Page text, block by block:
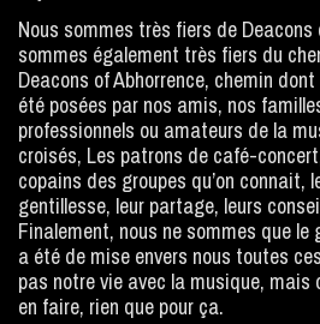
Nous sommes très fiers de Deacons
sommes également très fiers du
Deacons of Abhorrence, chemin
été posées par nos amis, nos
professionnels ou amateurs de la
croisés, Les patrons de café-
copains des groupes qu’on connait,
gentillesse, leur partage, leurs
Finalement, nous ne sommes que le
a été de mise envers nous toutes
pas notre vie avec la musique, mais
en faire, rien que pour ça.